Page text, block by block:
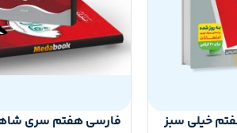
خیلی سبز
فارسی هفتم سری